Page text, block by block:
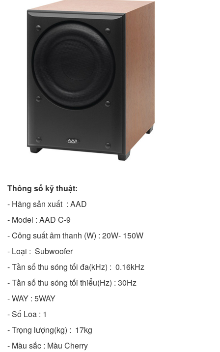
Thông số kỹ thuật:
- Hãng sản xuất : AAD
- Model : AAD C-9
- Công suất âm thanh (W) : 20W- 150W
- Loại : Subwoofer
- Tần số thu sóng tối đa(kHz) : 0.16kHz
- Tần số thu sóng tối thiểu(Hz) : 30Hz
- WAY : 5WAY
- Số Loa : 1
- Trọng lượng(kg) : 17kg
- Màu sắc : Màu Cherry